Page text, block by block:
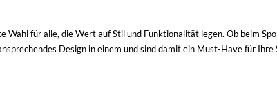
für alle, die Wert auf Stil und Funktionalität legen. Ob beim
Design in einem und sind damit ein Must-Have für Ihre